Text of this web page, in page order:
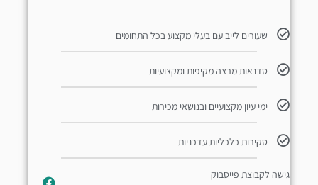
שעורים לייב עם בעלי מקצוע בכל התחומים
סדנאות מרצה מקיפות ומקצועיות
ימי עיון מקצועיים ובנושאי מכירות
סקירות כלכליות עדכניות
גישה לקבוצת פייסבוק